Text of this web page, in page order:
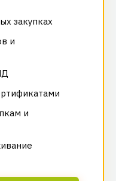
закупках
и
и